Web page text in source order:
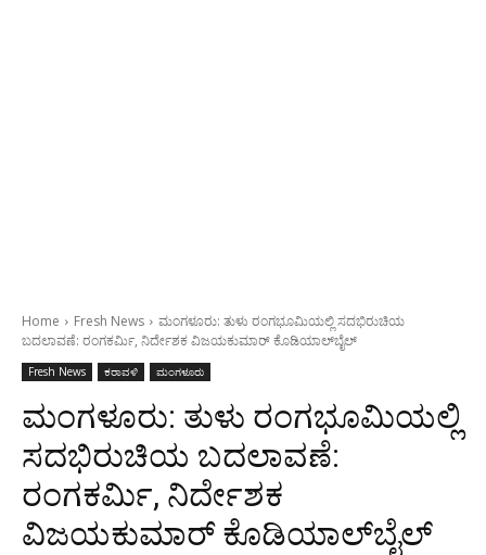
Home Fresh News
ಮಂಗಳೂರು: ತುಳು ರಂಗಭೂಮಿಯಲ್ಲಿ ಸದಭಿರುಚಿಯ
ಬದಲಾವಣೆ: ರಂಗಕರ್ಮಿ, ನಿರ್ದೇಶಕ ವಿಜಯಕುಮಾರ್ ಕೊಡಿಯಾಲ್‌ಬೈಲ್
Fresh News ಕರಾವಳಿ ಮಂಗಳೂರು
ಮಂಗಳೂರು: ತುಳು ರಂಗಭೂಮಿಯಲ್ಲಿ
ಸದಭಿರುಚಿಯ ಬದಲಾವಣೆ:
ರಂಗಕರ್ಮಿ, ನಿರ್ದೇಶಕ
ವಿಜಯಕುಮಾರ್ ಕೊಡಿಯಾಲ್‌ಬೈಲ್